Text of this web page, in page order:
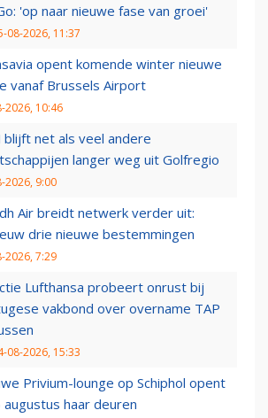
'op naar nieuwe fase van groei'
08-2026, 11:37
opent komende winter nieuwe
vanaf Brussels Airport
2026, 10:46
blijft net als veel andere
langer weg uit Golfregio
2026, 9:00
Air breidt netwerk verder uit:
drie nieuwe bestemmingen
2026, 7:29
Lufthansa probeert onrust bij
vakbond over overname TAP
08-2026, 15:33
Privium-lounge op Schiphol opent
augustus haar deuren